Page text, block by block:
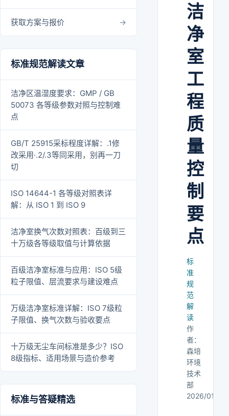
获取方案与报价
标准规范解读文章
洁净区温湿度要求：GMP / GB
50073 各等级参数对照与控制难
点
GB/T 25915采标程度详解：.1修
改采用·.2/.3等同采用，别再一刀
切
ISO 14644-1 各等级对照表详
解：从 ISO 1 到 ISO 9
洁净室换气次数对照表：百级到三
十万级各等级取值与计算依据
百级洁净室标准与应用：ISO 5级
粒子限值、层流要求与建设难点
万级洁净室标准详解：ISO 7级粒
子限值、换气次数与验收要点
十万级无尘车间标准是多少？ISO
8级指标、适用场景与造价参考
标准与答疑精选
洁
净
室
工
程
质
量
控
制
要
点
标
准
规
范
解
读
作
者：
森培
环境
技术
部
2026/01/27